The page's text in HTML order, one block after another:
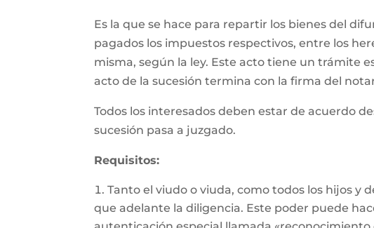
Es la que se hace para repartir los bienes del
pagados los impuestos respectivos, entre los
misma, según la ley. Este acto tiene un trámite
acto de la sucesión termina con la firma del
Todos los interesados deben estar de acuerdo
sucesión pasa a juzgado.
Requisitos:
Tanto el viudo o viuda, como todos los hijos y
que adelante la diligencia. Este poder puede